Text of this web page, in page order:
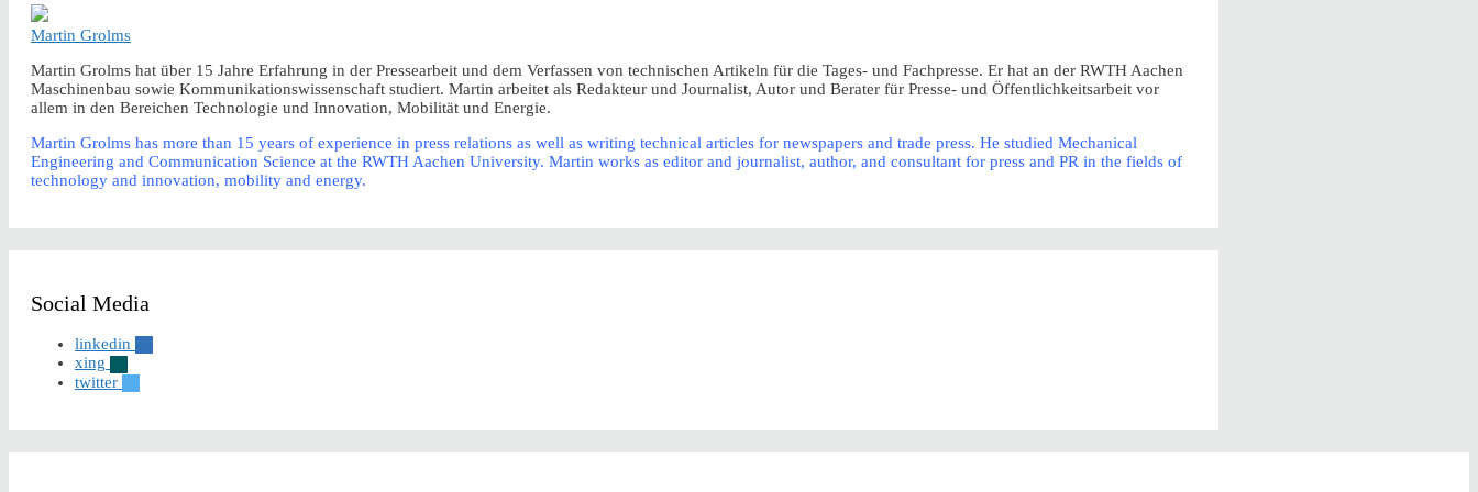
Martin Grolms
Martin Grolms hat über 15 Jahre Erfahrung in der Pressearbeit und dem Verfassen von technischen Artikeln für die Tages- und Fachpresse. Er hat an der RWTH Aachen
Maschinenbau sowie Kommunikationswissenschaft studiert. Martin arbeitet als Redakteur und Journalist, Autor und Berater für Presse- und Öffentlichkeitsarbeit vor
allem in den Bereichen Technologie und Innovation, Mobilität und Energie.
Martin Grolms has more than 15 years of experience in press relations as well as writing technical articles for newspapers and trade press. He studied Mechanical
Engineering and Communication Science at the RWTH Aachen University. Martin works as editor and journalist, author, and consultant for press and PR in the fields of
technology and innovation, mobility and energy.
Social Media
linkedin
xing
twitter